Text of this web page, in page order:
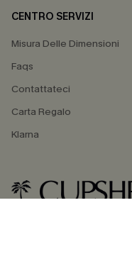
CENTRO SERVIZI
Misura Delle Dimensioni
Faqs
Contattateci
Carta Regalo
Klarna